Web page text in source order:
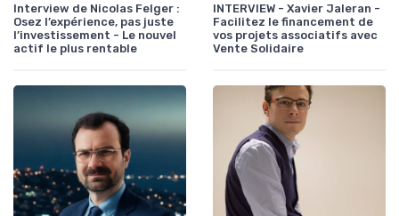
Interview de Nicolas Felger :
Osez l’expérience, pas juste
l’investissement - Le nouvel
actif le plus rentable
INTERVIEW - Xavier Jaleran -
Facilitez le financement de
vos projets associatifs avec
Vente Solidaire